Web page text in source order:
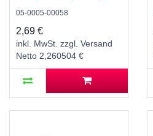
°C
05-0005-00058
2,69 €
inkl. MwSt. zzgl. Versand
Netto 2,260504 €